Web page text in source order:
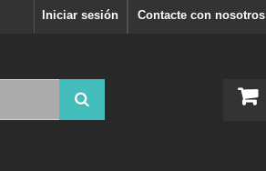
Contacte con nosotros
Iniciar sesión